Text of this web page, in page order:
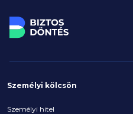
Személyi kölcsön
Személyi hitel